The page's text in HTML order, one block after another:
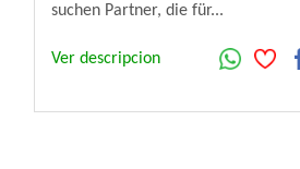
suchen Partner, die für...
Ver descripcion